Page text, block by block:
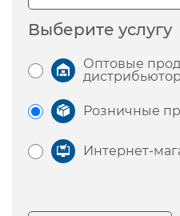
Выберите услугу
Оптовые
Розничные
Интернет-